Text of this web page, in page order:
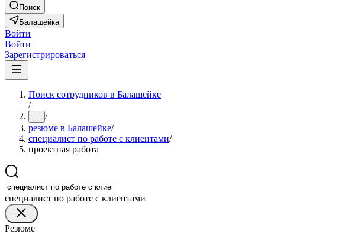
Поиск
Балашейка
Войти
Войти
Зарегистрироваться
Поиск сотрудников в Балашейке
/
... /
резюме в Балашейке/
специалист по работе с клиентами/
проектная работа
специалист по работе с клиентами
Резюме